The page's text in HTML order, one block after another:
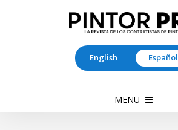
English Español
MENU